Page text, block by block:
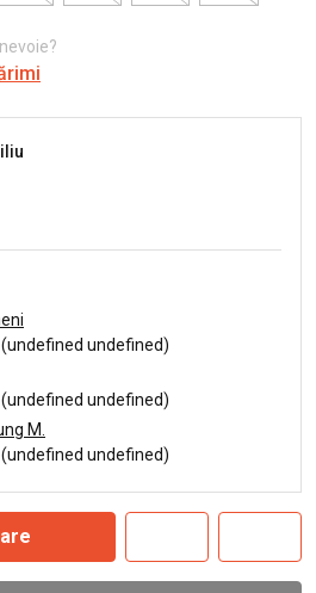
(undefined undefined)
(undefined undefined)
M.
(undefined undefined)